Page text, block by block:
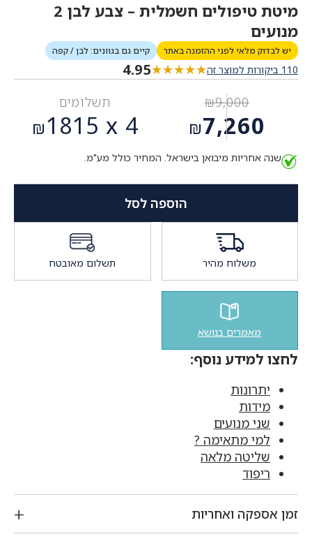
מיטת טיפולים חשמלית – צבע לבן 2
מנועים
יש לבדוק מלאי לפני ההזמנה באתר קיים גם בגוונים: לבן / קפה
110 ביקורות למוצר זה ★★★★★
★★★★★
4.95
₪9,000
המחיר
המקורי
היה:
₪9,000.
₪7,260
הנוכחי
הוא:
תשלומים
4 x
₪1815
שנה אחריות מיבואן בישראל. המחיר כולל מע"מ.
הוספה לסל
משלוח מהיר תשלום מאובטח
מאמרים בנושא
לחצו למידע נוסף:
יתרונות
מידות
שני מנועים
למי מתאימה ?
שליטה מלאה
ריפוד
זמן אספקה ואחריות